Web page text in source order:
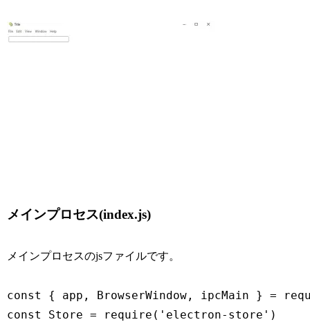
メインプロセス(index.js)
メインプロセスのjsファイルです。
const { app, BrowserWindow, ipcMain } =
const Store = require('electron-store')